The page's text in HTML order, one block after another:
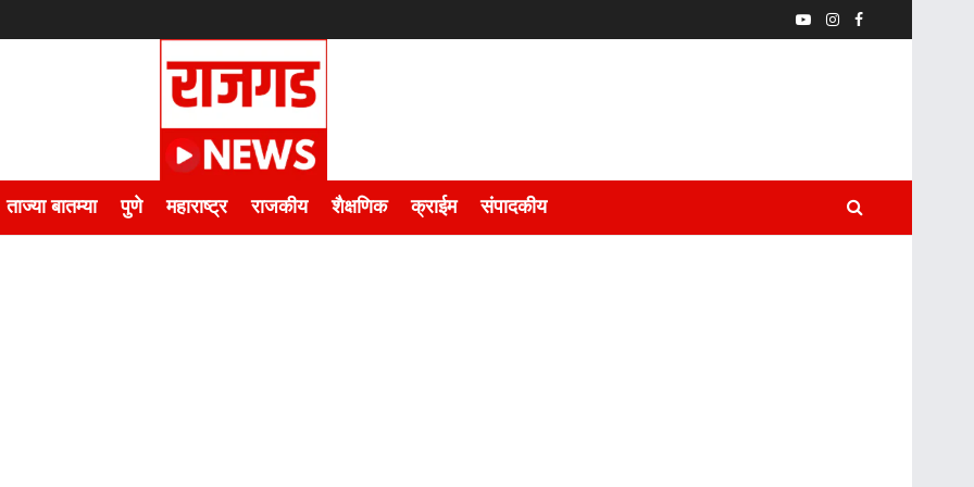
ताज्या बातम्या पुणे महाराष्ट्र राजकीय शैक्षणिक क्राईम संपादकीय